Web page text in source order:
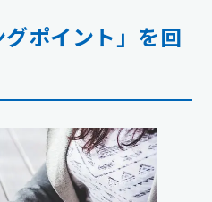
グポイント」を回